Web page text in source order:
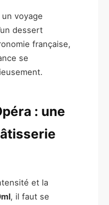
voyage
dessert
française,
se
: une
et la
, il faut se